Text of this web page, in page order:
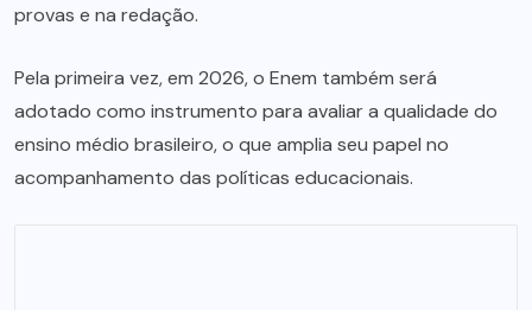
provas e na redação.
Pela primeira vez, em 2026, o Enem também será
adotado como instrumento para avaliar a qualidade do
ensino médio brasileiro, o que amplia seu papel no
acompanhamento das políticas educacionais.